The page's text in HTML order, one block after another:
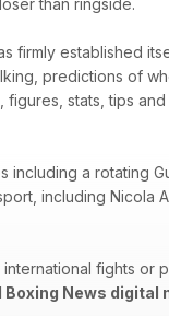
than ringside.
firmly established
predictions of
stats, tips
a rotating
including Nicola
fights or
Boxing News digital